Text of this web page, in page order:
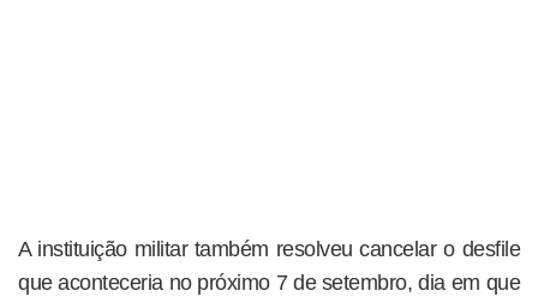
A instituição militar também resolveu cancelar o desfile
que aconteceria no próximo 7 de setembro, dia em que